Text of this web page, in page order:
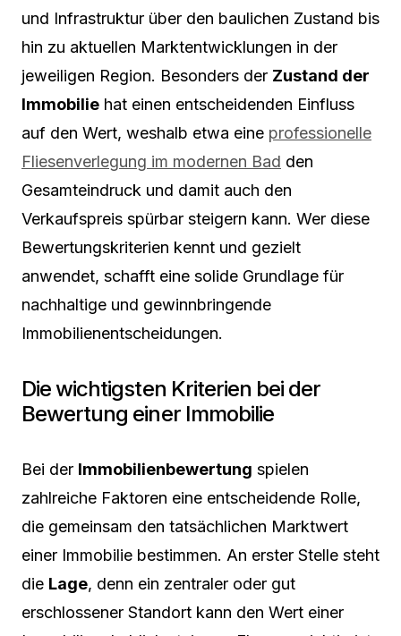
und Infrastruktur über den baulichen Zustand bis
hin zu aktuellen Marktentwicklungen in der
jeweiligen Region. Besonders der Zustand der
Immobilie hat einen entscheidenden Einfluss
auf den Wert, weshalb etwa eine professionelle
Fliesenverlegung im modernen Bad den
Gesamteindruck und damit auch den
Verkaufspreis spürbar steigern kann. Wer diese
Bewertungskriterien kennt und gezielt
anwendet, schafft eine solide Grundlage für
nachhaltige und gewinnbringende
Immobilienentscheidungen.
Die wichtigsten Kriterien bei der
Bewertung einer Immobilie
Bei der Immobilienbewertung spielen
zahlreiche Faktoren eine entscheidende Rolle,
die gemeinsam den tatsächlichen Marktwert
einer Immobilie bestimmen. An erster Stelle steht
die Lage, denn ein zentraler oder gut
erschlossener Standort kann den Wert einer